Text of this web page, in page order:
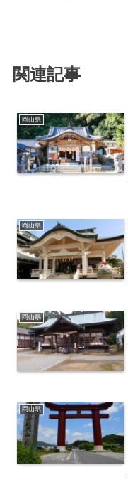
関連記事
岡山県
岡山県
岡山県
岡山県